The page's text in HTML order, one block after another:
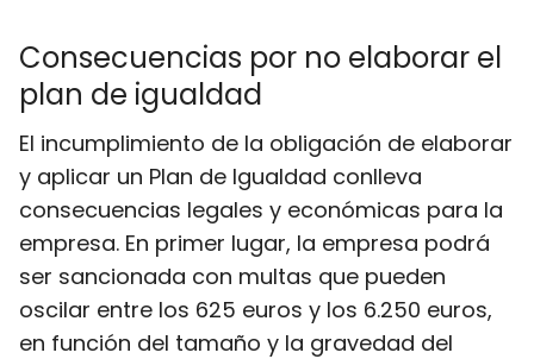
Consecuencias por no elaborar el
plan de igualdad
El incumplimiento de la obligación de elaborar
y aplicar un Plan de Igualdad conlleva
consecuencias legales y económicas para la
empresa. En primer lugar, la empresa podrá
ser sancionada con multas que pueden
oscilar entre los 625 euros y los 6.250 euros,
en función del tamaño y la gravedad del